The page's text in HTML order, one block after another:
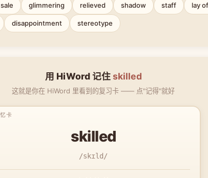
sale glimmering relieved shadow staff lay
disappointment stereotype
用 HiWord 记住skilled
这就是你在 HiWord 里看到的复习卡 —— 点"记得"就好
skilled
/skɪld/